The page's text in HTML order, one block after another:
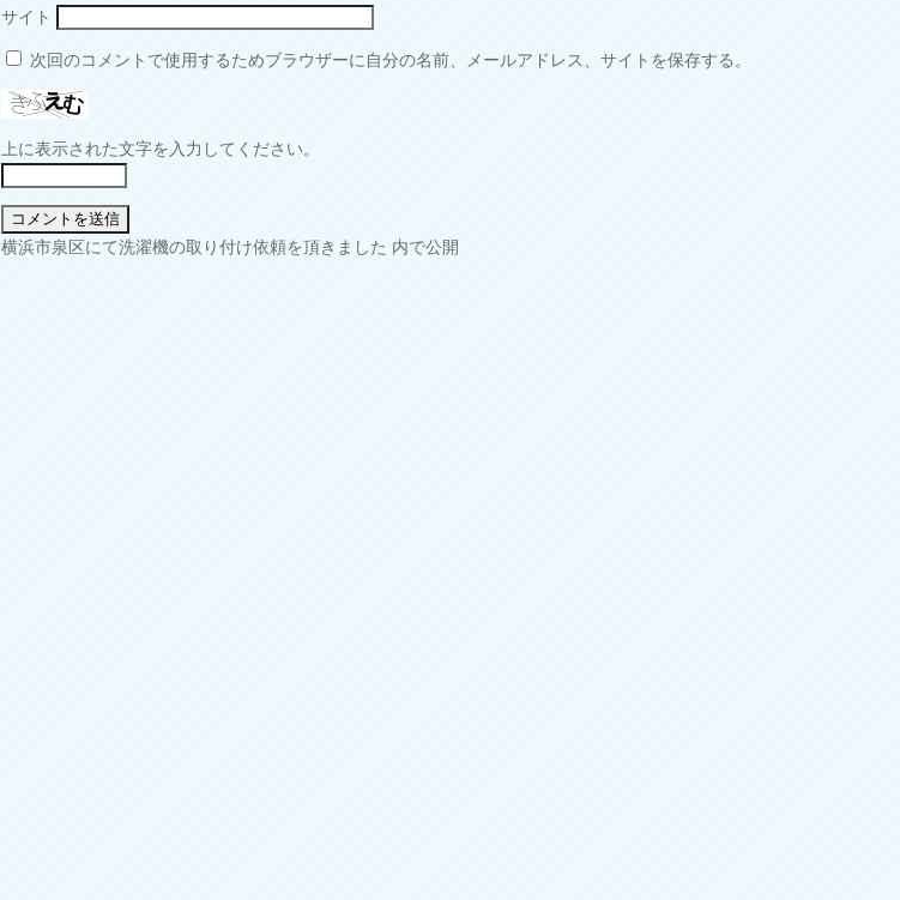
サイト
次回のコメントで使用するためブラウザーに自分の名前、メールアドレス、サイトを保存する。
上に表示された文字を入力してください。
投
横浜市泉区にて洗濯機の取り付け依頼を頂きました 内で公開